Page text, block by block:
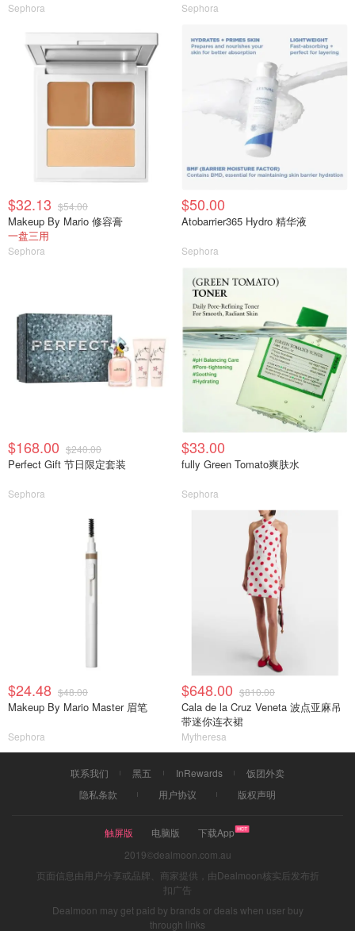
Sephora Sephora
$32.13 $54.00
Makeup By Mario 修容膏
一盘三用
Sephora
$50.00
Atobarrier365 Hydro 精华液
Sephora
$168.00 $240.00
Perfect Gift 节日限定套装
Sephora
$33.00
fully Green Tomato爽肤水
Sephora
$24.48 $48.00
Makeup By Mario Master 眉笔
Sephora
$648.00 $810.00
Cala de la Cruz Veneta 波点亚麻吊
带迷你连衣裙
Mytheresa
联系我们 黑五 InRewards
饭团外卖
隐私条款
用户协议 版权声明
触屏版 电脑版
下载App
2019©dealmoon.com.au
页面信息由用户分享或品牌、商家提供，由Dealmoon核实后发布折
扣广告
Dealmoon may get paid by brands or deals when user buy
through links